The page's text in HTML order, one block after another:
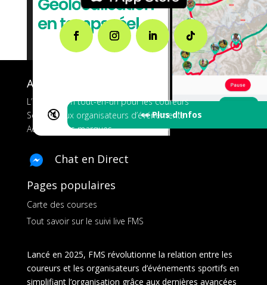
🔇 👀 Plus d'Infos
A propos de FMS
L’application tout-en-un pour les coureurs
Services aux organisateurs d’événements
Ads pour les marques
Chat en Direct
Pages populaires
Carte des courses
Tout savoir sur le suivi live FMS
Lancé en 2025, FMS révolutionne la relation entre les
coureurs et les organisateurs d’événements sportifs en
simplifiant l’organisation grâce aux dernières avancées